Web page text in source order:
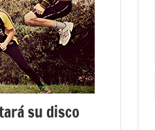
su disco